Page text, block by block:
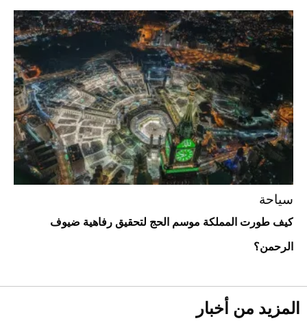
أفضل تدريج للشعر الطويل لإطلالة جريئة وعصرية
أحذية Mary Jane: ترف وأناقة للرجال
سياحة
كيف طورت المملكة موسم الحج لتحقيق رفاهية ضيوف
الرحمن؟
المزيد من أخبار